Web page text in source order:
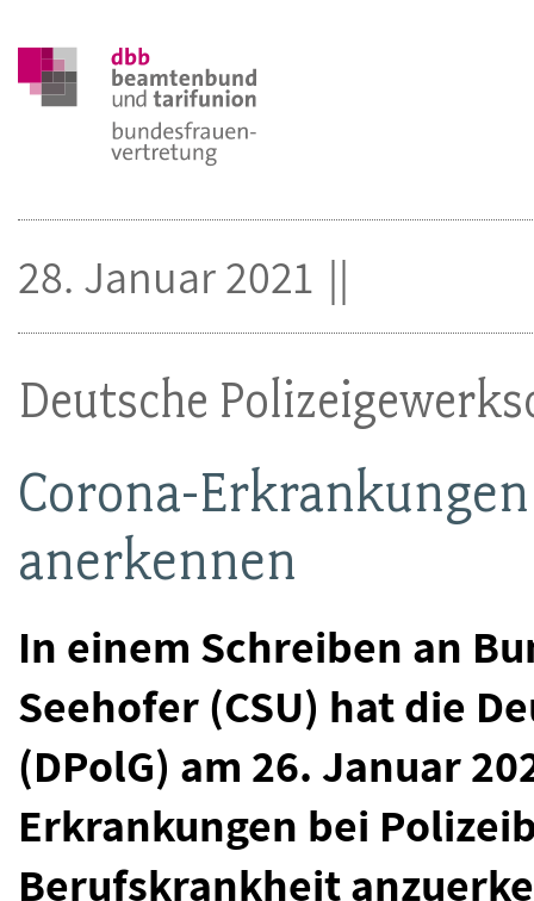
Deutsche
Corona-
anerkennen
In einem Schreiben an
Seehofer (CSU) hat die
(DPolG) am 26. Januar
Erkrankungen bei
Berufskrankheit
28. Januar 2021